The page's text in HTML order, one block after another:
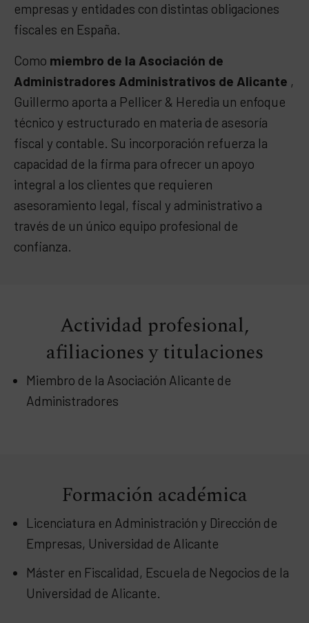
empresas y entidades con distintas obligaciones
fiscales en España.
Como miembro de la Asociación de
Administradores Administrativos de Alicante ,
Guillermo aporta a Pellicer & Heredia un enfoque
técnico y estructurado en materia de asesoría
fiscal y contable. Su incorporación refuerza la
capacidad de la firma para ofrecer un apoyo
integral a los clientes que requieren
asesoramiento legal, fiscal y administrativo a
través de un único equipo profesional de
confianza.
Actividad profesional,
afiliaciones y titulaciones
Miembro de la Asociación Alicante de
Administradores
Formación académica
Licenciatura en Administración y Dirección de
Empresas, Universidad de Alicante
Máster en Fiscalidad, Escuela de Negocios de la
Universidad de Alicante.